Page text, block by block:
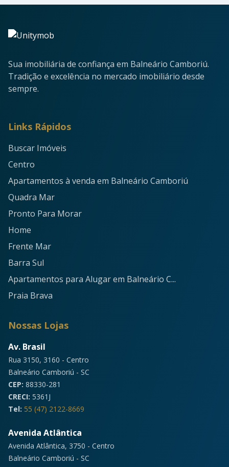
Sua imobiliária de confiança em Balneário Camboriú.
Tradição e excelência no mercado imobiliário desde
sempre.
Links Rápidos
Buscar Imóveis
Centro
Apartamentos à venda em Balneário Camboriú
Quadra Mar
Pronto Para Morar
Home
Frente Mar
Barra Sul
Apartamentos para Alugar em Balneário C...
Praia Brava
Nossas Lojas
Av. Brasil
Rua 3150, 3160 - Centro
Balneário Camboriú - SC
CEP: 88330-281
CRECI: 5361J
Tel: 55 (47) 2122-8669
Avenida Atlântica
Avenida Atlântica, 3750 - Centro
Balneário Camboriú - SC